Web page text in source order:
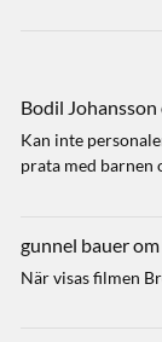
Bodil Johansson
Kan inte
prata med barnen
gunnel bauerom
När visas filmen